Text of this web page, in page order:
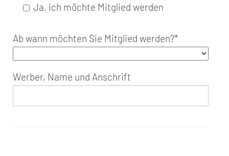
Ja, ich möchte Mitglied werden
Ab wann möchten Sie Mitglied werden?*
Werber, Name und Anschrift